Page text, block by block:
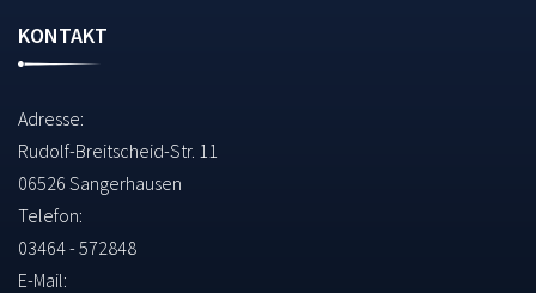
KONTAKT
Adresse:
Rudolf-Breitscheid-Str. 11
06526 Sangerhausen
Telefon:
03464 - 572848
E-Mail: